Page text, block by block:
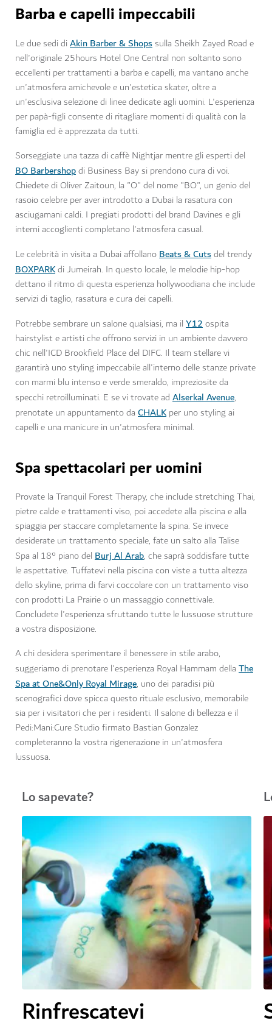
Barba e capelli impeccabili
Le due sedi di Akin Barber & Shopssulla Sheikh Zayed Road e
nell'originale 25hours Hotel One Central non soltanto sono
eccellenti per trattamenti a barba e capelli, ma vantano anche
un'atmosfera amichevole e un'estetica skater, oltre a
un'esclusiva selezione di linee dedicate agli uomini. L'esperienza
per papà-figli consente di ritagliare momenti di qualità con la
famiglia ed è apprezzata da tutti.
Sorseggiate una tazza di caffè Nightjar mentre gli esperti del
BO Barbershopdi Business Bay si prendono cura di voi.
Chiedete di Oliver Zaitoun, la "O" del nome "BO", un genio del
rasoio celebre per aver introdotto a Dubai la rasatura con
asciugamani caldi. I pregiati prodotti del brand Davines e gli
interni accoglienti completano l'atmosfera casual.
Le celebrità in visita a Dubai affollanoBeats & Cutsdel trendy
BOXPARKdi Jumeirah. In questo locale, le melodie hip-hop
dettano il ritmo di questa esperienza hollywoodiana che include
servizi di taglio, rasatura e cura dei capelli.
Potrebbe sembrare un salone qualsiasi, ma il Y12ospita
hairstylist e artisti che offrono servizi in un ambiente davvero
chic nell'ICD Brookfield Place del DIFC. Il team stellare vi
garantirà uno styling impeccabile all'interno delle stanze private
con marmi blu intenso e verde smeraldo, impreziosite da
specchi retroilluminati. E se vi trovate ad Alserkal Avenue,
prenotate un appuntamento da CHALK per uno styling ai
capelli e una manicure in un'atmosfera minimal.
Spa spettacolari per uomini
Provate la Tranquil Forest Therapy, che include stretching Thai,
pietre calde e trattamenti viso, poi accedete alla piscina e alla
spiaggia per staccare completamente la spina. Se invece
desiderate un trattamento speciale, fate un salto alla Talise
Spa al 18° piano del Burj Al Arab, che saprà soddisfare tutte
le aspettative. Tuffatevi nella piscina con viste a tutta altezza
dello skyline, prima di farvi coccolare con un trattamento viso
con prodotti La Prairie o un massaggio connettivale.
Concludete l'esperienza sfruttando tutte le lussuose strutture
a vostra disposizione.
A chi desidera sperimentare il benessere in stile arabo,
suggeriamo di prenotare l'esperienza Royal Hammam della The
Spa at One&Only Royal Mirage, uno dei paradisi più
scenografici dove spicca questo rituale esclusivo, memorabile
sia per i visitatori che per i residenti. Il salone di bellezza e il
Pedi:Mani:Cure Studio firmato Bastian Gonzalez
completeranno la vostra rigenerazione in un'atmosfera
lussuosa.
Lo sapevate?
Rinfrescatevi